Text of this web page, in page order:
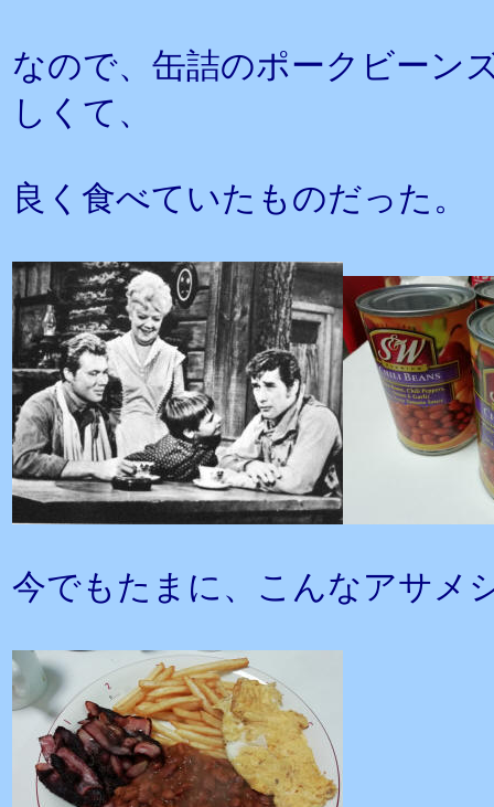
なので、缶詰のポークビーン
しくて、
良く食べていたものだった。
今でもたまに、こんなアサメ